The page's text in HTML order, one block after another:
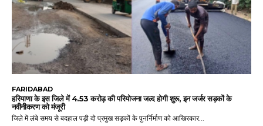
FARIDABAD
हरियाणा के इस जिले में 4.53 करोड़ की परियोजना जल्द होगी शुरू, इन जर्जर सड़कों के
नवीनीकरण को मंजूरी
जिले में लंबे समय से बदहाल पड़ी दो प्रमुख सड़कों के पुनर्निर्माण को आखिरकार...